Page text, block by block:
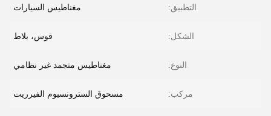
التطبيق: مغناطيس السيارات
الشكل: قوس، بلاط
النوع: مغناطيس متجمد غير نظامي
مركب: مسحوق السترونسيوم الفيرريت